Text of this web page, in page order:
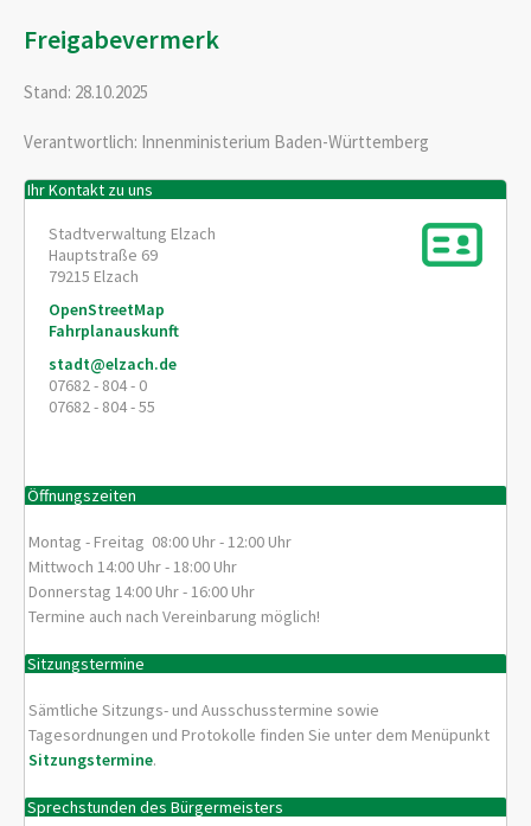
Freigabevermerk
Stand: 28.10.2025
Verantwortlich: Innenministerium Baden-Württemberg
Ihr Kontakt zu uns
Stadtverwaltung Elzach
Hauptstraße 69
79215 Elzach
OpenStreetMap
Fahrplanauskunft
stadt@elzach.de
07682 - 804 - 0
07682 - 804 - 55
Öffnungszeiten
Montag - Freitag 08:00 Uhr - 12:00 Uhr
Mittwoch 14:00 Uhr - 18:00 Uhr
Donnerstag 14:00 Uhr - 16:00 Uhr
Termine auch nach Vereinbarung möglich!
Sitzungstermine
Sämtliche Sitzungs- und Ausschusstermine sowie
Tagesordnungen und Protokolle finden Sie unter dem Menüpunkt
Sitzungstermine.
Sprechstunden des Bürgermeisters